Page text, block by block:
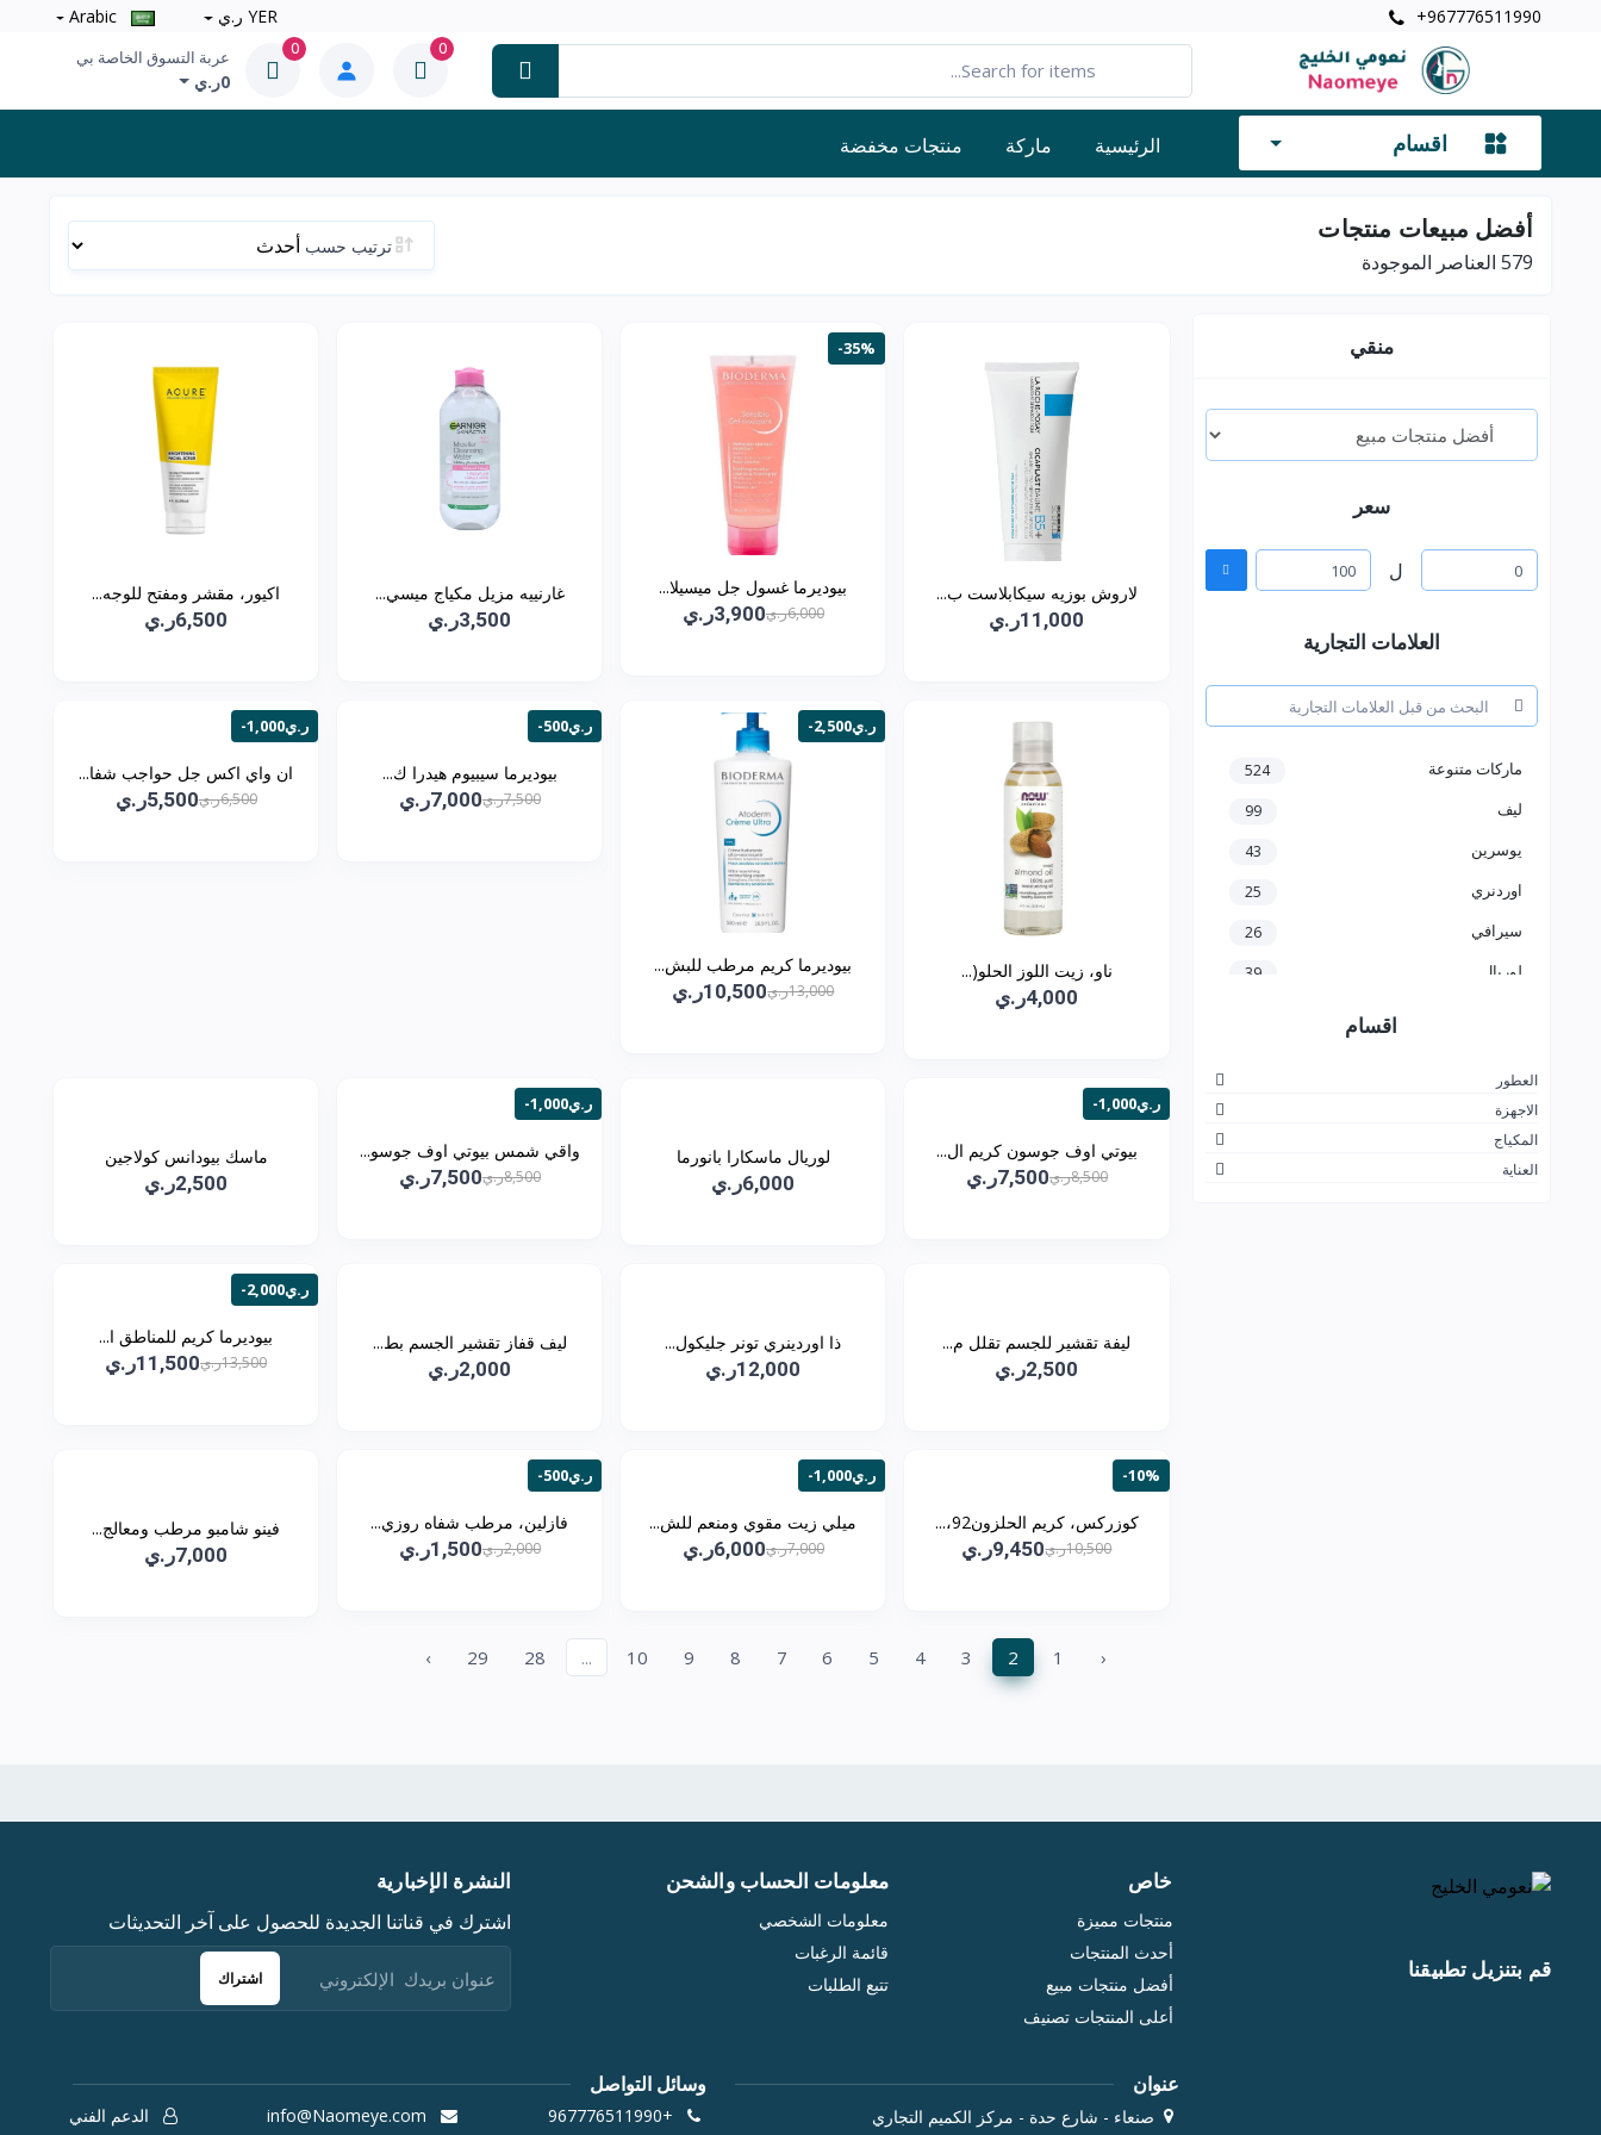
+967776511990 YER ر.ي
0
0 عربة التسوق الخاصة بي
0ر.ي
اقسام الرئيسية ماركة منتجات مخفضة
أفضل مبيعات منتجات
579 العناصر الموجودة
ترتيب حسب
منقي
سعر
ل
العلامات التجارية
ماركات متنوعة 524
ليف 99
يوسرين 43
اوردنري 25
سيرافي 26
لوريال 39
نارس
لاروش بوزيه
انستازيا
بيزلين 15
إبراهيم القرشي
كيكو
اقسام
العطور
الاجهزة
المكياج
العناية
لاروش بوزيه سيكابلاست ب...
11,000ر.ي
-35%
بيوديرما غسول جل ميسيلا...
6,000ر.ي 3,900ر.ي
غارنييه مزيل مكياج ميسي...
3,500ر.ي
اكيور، مقشر ومفتح للوجه...
6,500ر.ي
ناو، زيت اللوز الحلو(...
4,000ر.ي
-2,500ر.ي
بيوديرما كريم مرطب للبش...
13,000ر.ي 10,500ر.ي
-500ر.ي
بيوديرما سيبيوم هيدرا ك...
7,500ر.ي 7,000ر.ي
-1,000ر.ي
ان واي اكس جل حواجب شفا...
6,500ر.ي 5,500ر.ي
-1,000ر.ي
بيوتي اوف جوسون كريم ال...
8,500ر.ي 7,500ر.ي
لوريال ماسكارا بانورما
6,000ر.ي
-1,000ر.ي
واقي شمس بيوتي اوف جوسو...
8,500ر.ي 7,500ر.ي
ماسك بيودانس كولاجين
2,500ر.ي
ليفة تقشير للجسم تقلل م...
2,500ر.ي
ذا اوردينري تونر جليكول...
12,000ر.ي
ليف قفاز تقشير الجسم بط...
2,000ر.ي
-2,000ر.ي
بيوديرما كريم للمناطق ا...
13,500ر.ي 11,500ر.ي
-10%
كوزركس، كريم الحلزون92،...
10,500ر.ي 9,450ر.ي
-1,000ر.ي
ميلي زيت مقوي ومنعم للش...
7,000ر.ي 6,000ر.ي
-500ر.ي
فازلين، مرطب شفاه روزي...
2,000ر.ي 1,500ر.ي
فينو شامبو مرطب ومعالج...
7,000ر.ي
‹
1
2
3
4
5
6
7
8
9
10
...
28
29
›
قم بتنزيل تطبيقنا
خاص
منتجات مميزة
أحدث المنتجات
أفضل منتجات مبيع
أعلى المنتجات تصنيف
معلومات الحساب والشحن
معلومات الشخصي
قائمة الرغبات
تتبع الطلبات
النشرة الإخبارية
اشترك في قناتنا الجديدة للحصول على آخر التحديثات
اشتراك
وسائل التواصل
+967776511990 الدعم الفني
عنوان
صنعاء - شارع حدة - مركز الكميم التجاري